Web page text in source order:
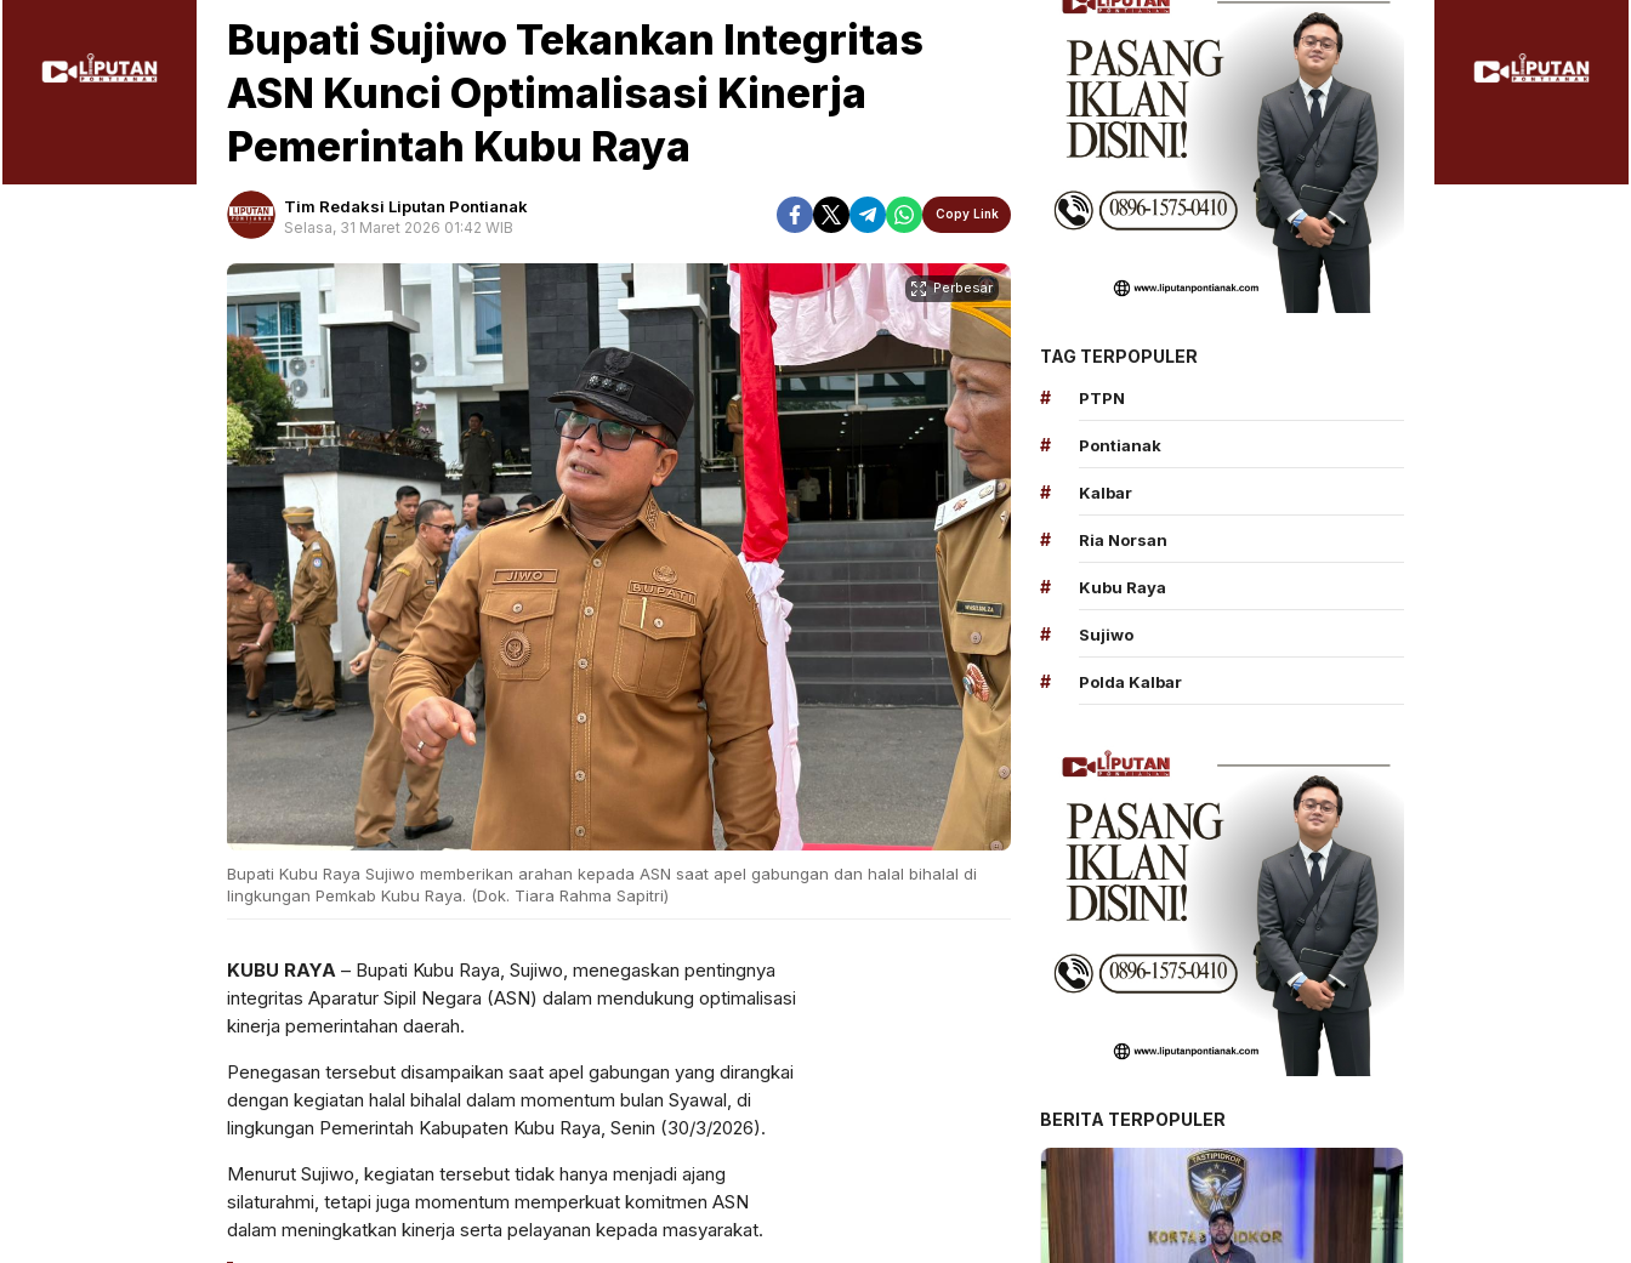
Bupati Sujiwo Tekankan Integritas
ASN Kunci Optimalisasi Kinerja
Pemerintah Kubu Raya
Tim Redaksi Liputan Pontianak
Selasa, 31 Maret 2026 01:42 WIB
Copy Link
Perbesar
Bupati Kubu Raya Sujiwo memberikan arahan kepada ASN saat apel gabungan dan halal bihalal di
lingkungan Pemkab Kubu Raya. (Dok. Tiara Rahma Sapitri)
KUBU RAYA – Bupati Kubu Raya, Sujiwo, menegaskan pentingnya
integritas Aparatur Sipil Negara (ASN) dalam mendukung optimalisasi
kinerja pemerintahan daerah.
Penegasan tersebut disampaikan saat apel gabungan yang dirangkai
dengan kegiatan halal bihalal dalam momentum bulan Syawal, di
lingkungan Pemerintah Kabupaten Kubu Raya, Senin (30/3/2026).
Menurut Sujiwo, kegiatan tersebut tidak hanya menjadi ajang
silaturahmi, tetapi juga momentum memperkuat komitmen ASN
dalam meningkatkan kinerja serta pelayanan kepada masyarakat.
TAG TERPOPULER
#
PTPN
# Pontianak
# Kalbar
# Ria Norsan
# Kubu Raya
# Sujiwo
# Polda Kalbar
BERITA TERPOPULER